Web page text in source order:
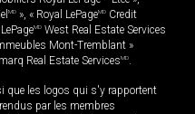
MD », « Royal LePageMD Credit
MD West Real Estate Services
Mont-Tremblant »
Real Estate ServicesMD.
que les logos qui s'y rapportent
par les membres